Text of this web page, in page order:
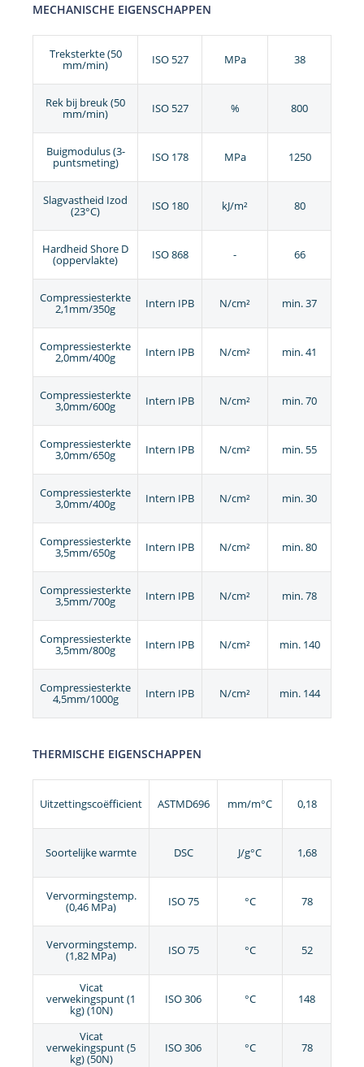
MECHANISCHE EIGENSCHAPPEN
Treksterkte (50
mm/min) ISO 527 MPa 38
Rek bij breuk (50
mm/min) ISO 527 % 800
Buigmodulus (3-
puntsmeting) ISO 178 MPa 1250
Slagvastheid Izod
(23°C) ISO 180 kJ/m² 80
Hardheid Shore D
(oppervlakte) ISO 868 - 66
Compressiesterkte
2,1mm/350g Intern IPB N/cm² min. 37
Compressiesterkte
2,0mm/400g Intern IPB N/cm² min. 41
Compressiesterkte
3,0mm/600g Intern IPB N/cm² min. 70
Compressiesterkte
3,0mm/650g Intern IPB N/cm² min. 55
Compressiesterkte
3,0mm/400g Intern IPB N/cm² min. 30
Compressiesterkte
3,5mm/650g Intern IPB N/cm² min. 80
Compressiesterkte
3,5mm/700g Intern IPB N/cm² min. 78
Compressiesterkte
3,5mm/800g Intern IPB N/cm² min. 140
Compressiesterkte
4,5mm/1000g Intern IPB N/cm² min. 144
THERMISCHE EIGENSCHAPPEN
Uitzettingscoëfficient ASTMD696 mm/m°C 0,18
Soortelijke warmte DSC J/g°C 1,68
Vervormingstemp.
(0,46 MPa) ISO 75 °C 78
Vervormingstemp.
(1,82 MPa) ISO 75 °C 52
Vicat
verwekingspunt (1
kg) (10N)
ISO 306 °C 148
Vicat
verwekingspunt (5
kg) (50N)
ISO 306 °C 78